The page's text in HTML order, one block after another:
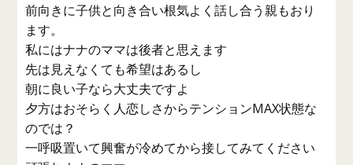
前向きに子供と向き合い根気よく話し合う親もおり
ます。
私にはナナのママは後者と思えます
先は見えなくても希望はあるし
朝に良い子なら大丈夫ですよ
夕方はおそらく人恋しさからテンションMAX状態な
のでは？
一呼吸置いて興奮が冷めてから接してみてください